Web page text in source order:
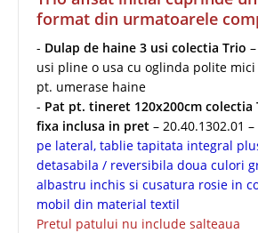
format din urmatoarele
- Dulap de haine 3 usi colectia Trio
usi pline o usa cu oglinda polite
pt. umerase haine
- Pat pt. tineret 120x200cm colectia
fixa inclusa in pret – 20.40.1302.01 –
pe lateral, tablie tapitata integral
detasabila / reversibila doua culori
albastru inchis si cusatura rosie in
mobil din material textil
Pretul patului nu include salteaua